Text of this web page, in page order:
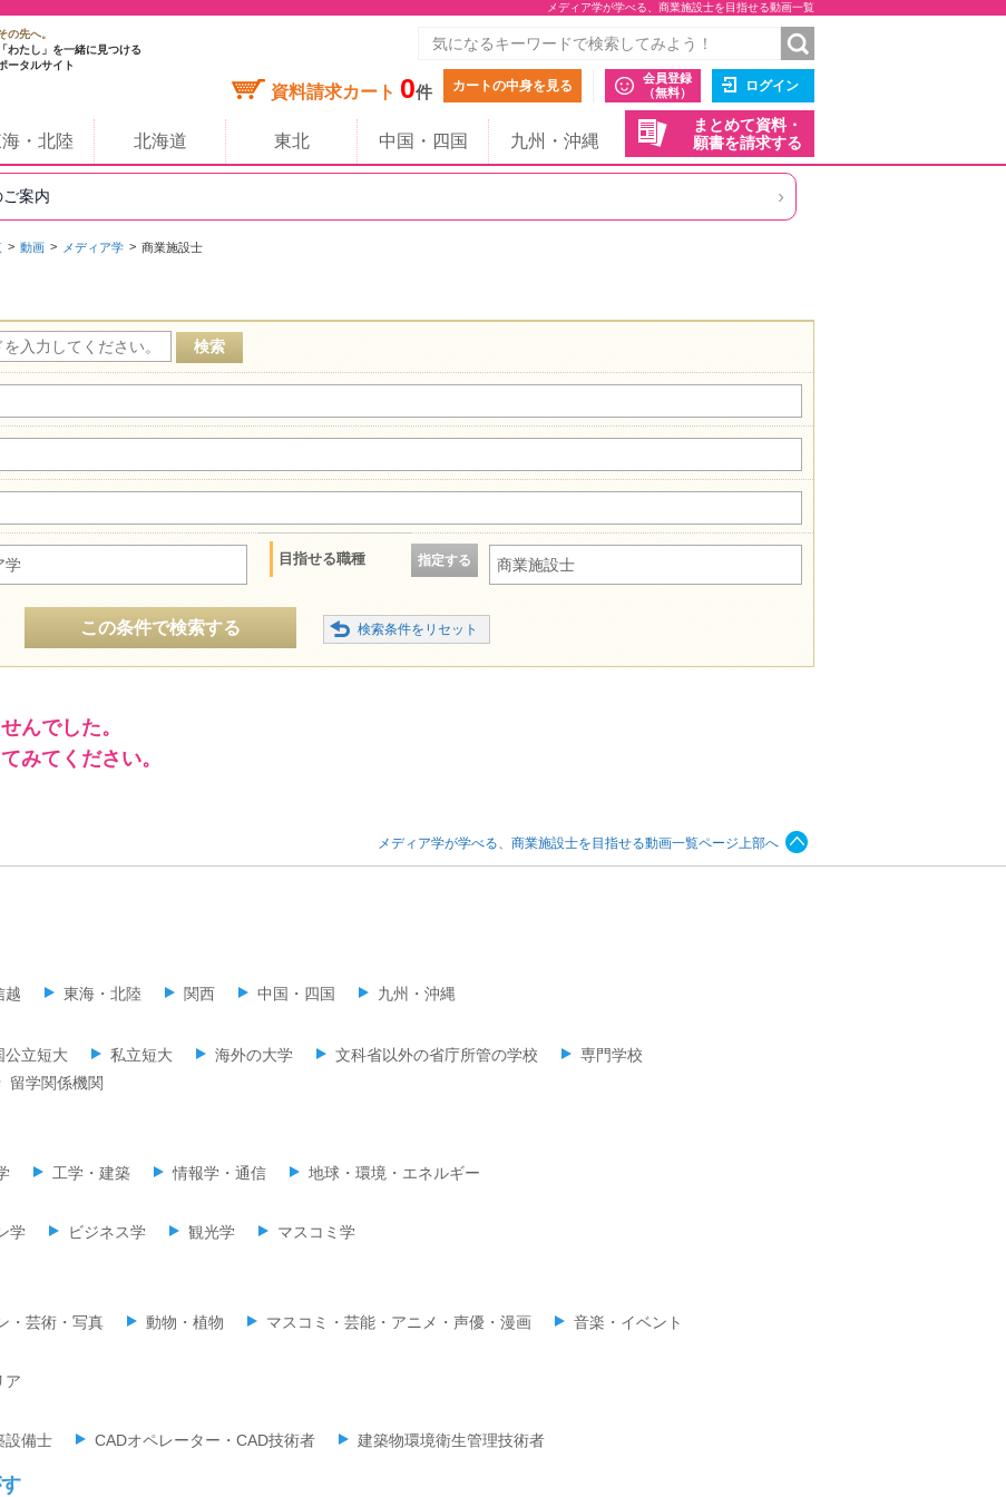
メディア学が学べる、商業施設士を目指せる動画一覧
の先へ。
わたし」を一緒に見つける
ータルサイト
資料請求カート 0件 カートの中身を見る
会員登録
（無料）
ログイン
まとめて資料・
願書を請求する
・北陸 北海道 東北 中国・四国 九州・沖縄
ご案内 ›
動画 メディア学 商業施設士
学 目指せる職種 指定する 商業施設士
この条件で検索する
んでした。
みてください。
メディア学が学べる、商業施設士を目指せる動画一覧ページ上部へ
越 東海・北陸 関西 中国・四国 九州・沖縄
公立短大 私立短大 海外の大学 文科省以外の省庁所管の学校
専門学校
留学関係機関
工学・建築 情報学・通信 地球・環境・エネルギー
学 ビジネス学 観光学 マスコミ学
・芸術・写真 動物・植物 マスコミ・芸能・アニメ・声優・漫画 音楽・イベント
ア
設備士 CADオペレーター・CAD技術者 建築物環境衛生管理技術者